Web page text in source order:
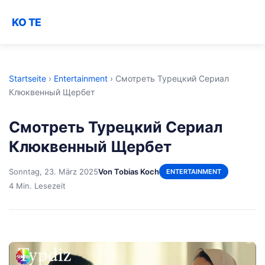
KO TE
Startseite › Entertainment › Смотреть Турецкий Сериал
Клюквенный Щербет
Смотреть Турецкий Сериал
Клюквенный Щербет
Sonntag, 23. März 2025Von Tobias Koch ENTERTAINMENT
4 Min. Lesezeit